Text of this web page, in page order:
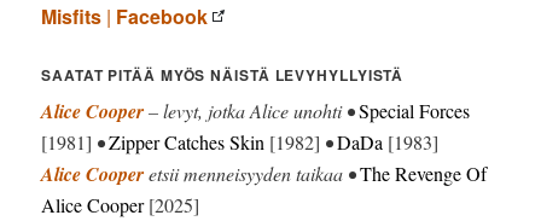
Misfits | Facebook
SAATAT PITÄÄ MYÖS NÄISTÄ LEVYHYLLYISTÄ
Alice Cooper– levyt, jotka Alice unohti •Special Forces
[1981] •Zipper Catches Skin [1982] •DaDa [1983]
Alice Cooperetsii menneisyyden taikaa •The Revenge Of
Alice Cooper[2025]